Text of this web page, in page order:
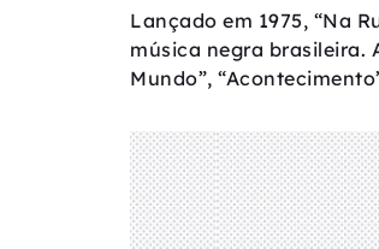
Lançado em 1975, “Na
música negra brasileira.
Mundo”,